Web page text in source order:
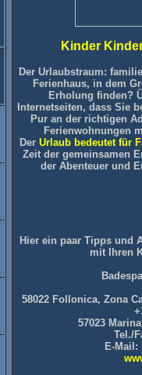
Kinder
Der Urlaubstraum:
Ferienhaus, in dem
Erholung finden?
Internetseiten, dass Sie
Pur an der richtigen
Ferienwohnungen
Der Urlaub bedeutet für
Zeit der gemeinsamen
der Abenteuer und
Hier ein paar Tipps und
mit Ihren
58022 Follonica, Zona
57023
Tel./
E-Mail: